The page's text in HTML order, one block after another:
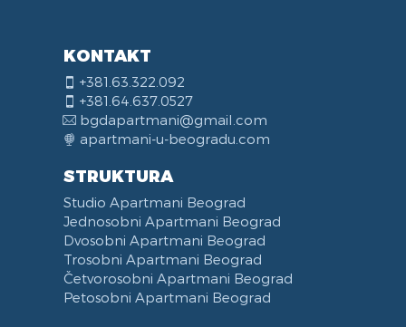
KONTAKT
+381.63.322.092
+381.64.637.0527
bgdapartmani@gmail.com
apartmani-u-beogradu.com
STRUKTURA
Studio Apartmani Beograd
Jednosobni Apartmani Beograd
Dvosobni Apartmani Beograd
Trosobni Apartmani Beograd
Četvorosobni Apartmani Beograd
Petosobni Apartmani Beograd